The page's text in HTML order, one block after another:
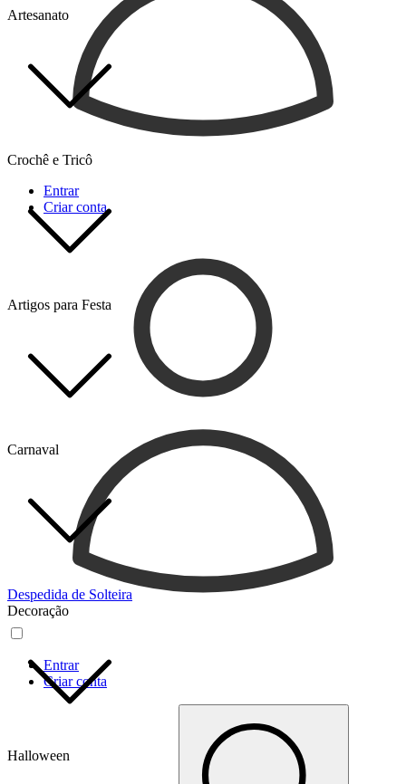
Artesanato
Crochê e Tricô
Artigos para Festa
Carnaval
Despedida de Solteira
Decoração
Halloween
Entrar
Criar conta
Entrar
Criar conta